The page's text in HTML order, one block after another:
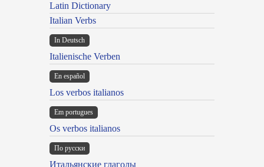
Latin Dictionary
Italian Verbs
In Deutsch
Italienische Verben
En español
Los verbos italianos
Em portugues
Os verbos italianos
По русски
Итальянские глаголы